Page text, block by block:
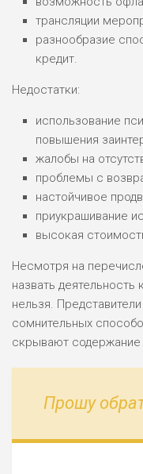
трансляции
разнообразие
кредит.
Недостатки:
использование
повышения
жалобы на
проблемы с
настойчивое
приукрашивание
высокая
Несмотря на
назвать
нельзя.
сомнительных
скрывают содержание
Прошу